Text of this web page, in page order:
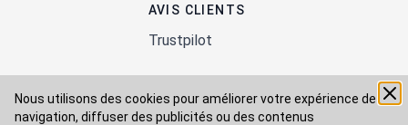
Nous utilisons des cookies pour améliorer votre expérience de
navigation, diffuser des publicités ou des contenus
AVIS CLIENTS
Trustpilot
Moyens de paiement